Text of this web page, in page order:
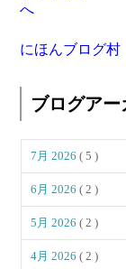
にほんブログ村
ブログアー
7月 2026( 5 )
6月 2026( 2 )
5月 2026( 2 )
4月 2026( 2 )